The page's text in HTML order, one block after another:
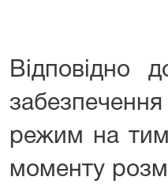
Відповідно
режим на
моменту